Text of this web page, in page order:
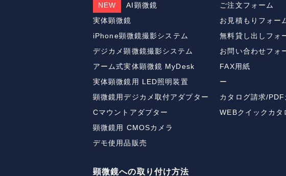
NEW
AI顕微鏡
実体顕微鏡
iPhone顕微鏡撮影システム
デジカメ顕微鏡撮影システム
アーム式実体顕微鏡 MyDesk
実体顕微鏡用 LED照明装置
顕微鏡用デジカメ取付アダプター
Cマウントアダプター
顕微鏡用 CMOSカメラ
デモ使用品販売
顕微鏡への取り付け方法
ご注文フォーム
お見積もりフォー
無料貸し出しフォ
お問い合わせフォ
FAX用紙
ー
カタログ請求/
WEBクイックカタ